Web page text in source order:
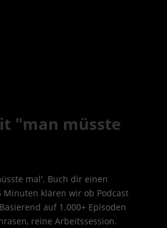
"man müsste
mal'. Buch dir einen
Minuten klären wir ob Podcast
auf 1.000+ Episoden
reine Arbeitssession.